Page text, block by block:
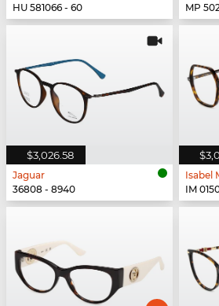
HU 581066 - 60
MP
$3,026.58
Jaguar
36808 - 8940
Isabel
IM